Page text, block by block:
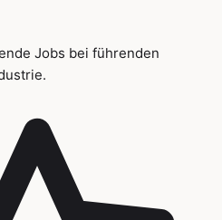
Jobs bei führenden